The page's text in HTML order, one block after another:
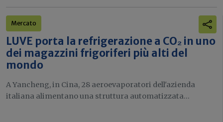
Mercato
LUVE porta la refrigerazione a CO₂ in uno
dei magazzini frigoriferi più alti del
mondo
A Yancheng, in Cina, 28 aeroevaporatori dell'azienda
italiana alimentano una struttura automatizzata...